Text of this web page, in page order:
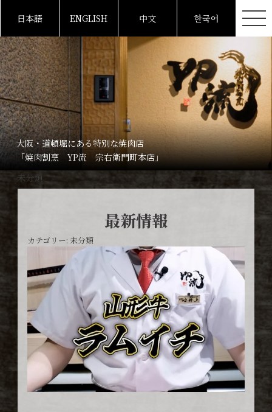
日本語 ENGLISH 中文 한국어
大阪・道頓堀にある特別な焼肉店
「焼肉割烹 YP流 宗右衛門町本店」
最新情報
カテゴリー: 未分類
未分類